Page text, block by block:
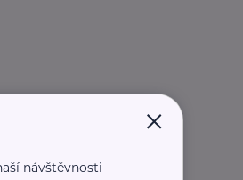
×
návštěvnosti